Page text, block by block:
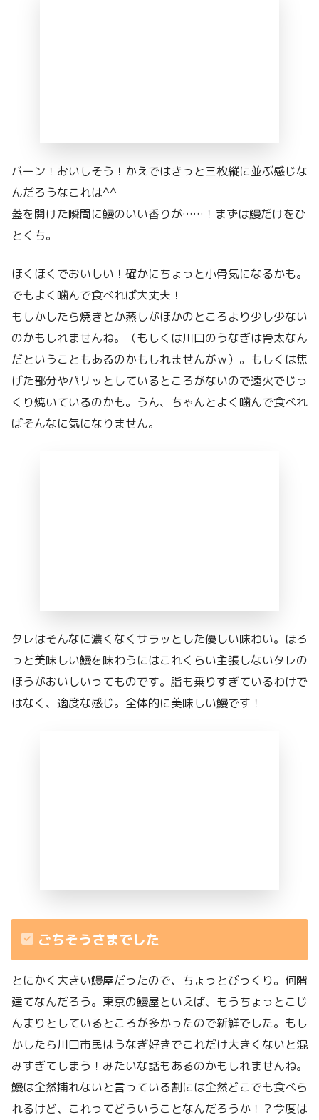
バーン！おいしそう！かえではきっと三枚縦に並ぶ感じな
んだろうなこれは^^
蓋を開けた瞬間に鰻のいい香りが……！まずは鰻だけをひ
とくち。
ほくほくでおいしい！確かにちょっと小骨気になるかも。
でもよく噛んで食べれば大丈夫！
もしかしたら焼きとか蒸しがほかのところより少し少ない
のかもしれませんね。（もしくは川口のうなぎは骨太なん
だということもあるのかもしれませんがｗ）。もしくは焦
げた部分やパリッとしているところがないので遠火でじっ
くり焼いているのかも。うん、ちゃんとよく噛んで食べれ
ばそんなに気になりません。
タレはそんなに濃くなくサラッとした優しい味わい。ほろ
っと美味しい鰻を味わうにはこれくらい主張しないタレの
ほうがおいしいってものです。脂も乗りすぎているわけで
はなく、適度な感じ。全体的に美味しい鰻です！
ごちそうさまでした
とにかく大きい鰻屋だったので、ちょっとびっくり。何階
建てなんだろう。東京の鰻屋といえば、もうちょっとこじ
んまりとしているところが多かったので新鮮でした。もし
かしたら川口市民はうなぎ好きでこれだけ大きくないと混
みすぎてしまう！みたいな話もあるのかもしれませんね。
鰻は全然捕れないと言っている割には全然どこでも食べら
れるけど、これってどういうことなんだろうか！？今度は